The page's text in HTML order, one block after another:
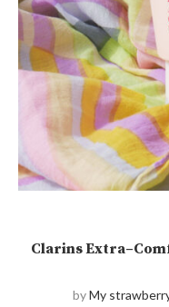
Clarins
byMy